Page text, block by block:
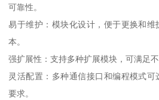
可靠性。
易于维护：模块化设计，便于更换和
本。
强扩展性：支持多种扩展模块，可满足
灵活配置：多种通信接口和编程模式
要求。